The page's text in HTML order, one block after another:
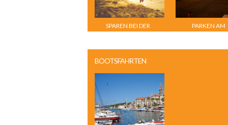
SPAREN BEI DER
PARKEN AM
BOOTSFAHRTEN